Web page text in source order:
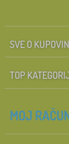
SVE O
TOP
MOJ